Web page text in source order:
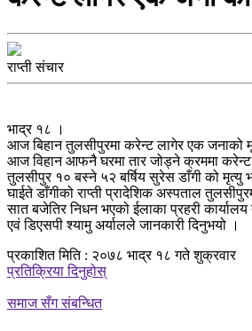
राप्ती संचार
भाद्र १८ ।
आज बिहान तुलसीपुरमा करेन्ट लागेर एक जनाको
आज विहान आफनै घरमा तार जोड्ने क्रममा करेन्ट
तुलसीपुर १० बस्ने ५२ बर्षिय सुरेस डाँगी को मृत्यु
घाईते डाँगीको राप्ती प्रादेशिक अस्पताल
सात बजेतिर निधन भएको ईलाका प्रहरी
एवं डिएसपी श्यामु अर्यालले जानकारी दिनुभयो ।
प्रकाशित मिति : २०७८ भाद्र १८ गते शुक्रवार
प्रतिक्रिया दिनुहोस्
समाज सँग संबन्धित